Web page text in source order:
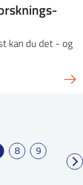
kan du det - og
8
9